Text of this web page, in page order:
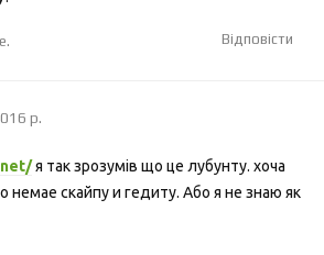
Відповісти
р.
я так зрозумів що це лубунту. хоча
скайпу и гедиту. Або я не знаю як